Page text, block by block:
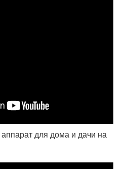
для дома и дачи на